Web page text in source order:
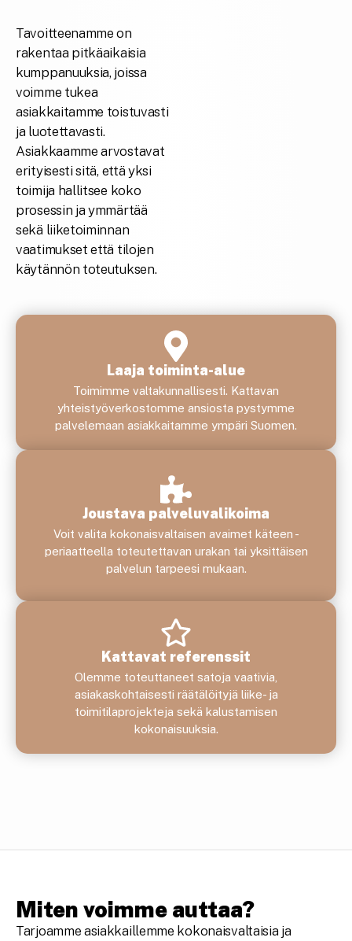
Tavoitteenamme on
rakentaa pitkäaikaisia
kumppanuuksia, joissa
voimme tukea
asiakkaitamme toistuvasti
ja luotettavasti.
Asiakkaamme arvostavat
erityisesti sitä, että yksi
toimija hallitsee koko
prosessin ja ymmärtää
sekä liiketoiminnan
vaatimukset että tilojen
käytännön toteutuksen.
Laaja toiminta-alue
Toimimme valtakunnallisesti. Kattavan
yhteistyöverkostomme ansiosta pystymme
palvelemaan asiakkaitamme ympäri Suomen.
Joustava palveluvalikoima
Voit valita kokonaisvaltaisen avaimet käteen -
periaatteella toteutettavan urakan tai yksittäisen
palvelun tarpeesi mukaan.
Kattavat referenssit
Olemme toteuttaneet satoja vaativia,
asiakaskohtaisesti räätälöityjä liike- ja
toimitilaprojekteja sekä kalustamisen
kokonaisuuksia.
Miten voimme auttaa?
Tarjoamme asiakkaillemme kokonaisvaltaisia ja